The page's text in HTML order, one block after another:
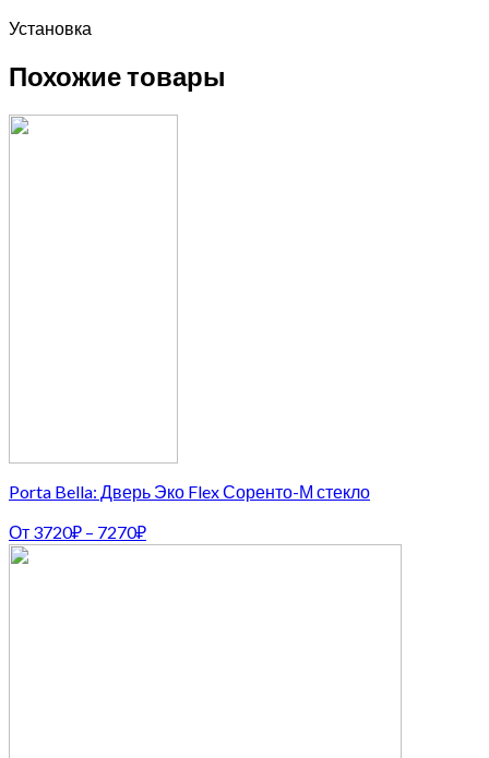
Установка
Похожие товары
Porta Bella: Дверь Эко Flex Соренто-М стекло
От 3720₽ – 7270₽